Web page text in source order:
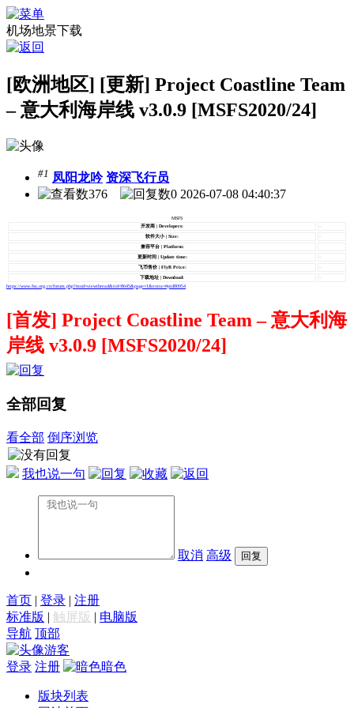
机场地景下载
[欧洲地区] [更新] Project Coastline Team
– 意大利海岸线 v3.0.9 [MSFS2020/24]
#1 凤阳龙吟 资深飞行员
376
0 2026-07-08 04:40:37
MSFS
开发商 | Developers:
-
软件大小 | Size: -
兼容平台 | Platform:
更新时间 | Update time: -
飞币售价 | FlyB Price: -
下载地址 | Download:
-
https://www.fsx.org.cn/forum.php?mod=viewthread&tid=8645&page=1&extra=#pid80954
[首发] Project Coastline Team – 意大利海
岸线 v3.0.9 [MSFS2020/24]
全部回复
看全部 倒序浏览
我也说一句
取消 高级
首页 | 登录 | 注册
标准版 | 触屏版 | 电脑版
导航 顶部
游客
登录 注册 暗色
版块列表